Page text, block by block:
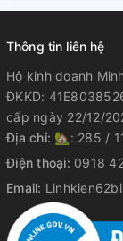
Thông tin liên hệ
Hộ kinh doanh
ĐKKD:
cấp ngày 22/12/
Địa chỉ: 🏡: 285 /
Điện thoại: 0918
Email: